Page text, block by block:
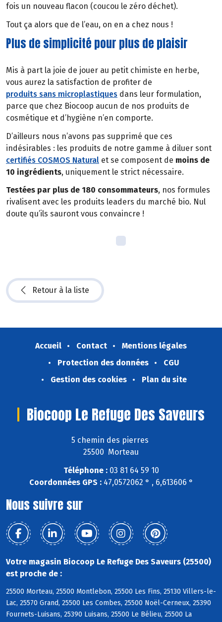
fois un nouveau flacon (coucou le zéro déchet).
Tout ça alors que de l’eau, on en a chez nous !
Plus de simplicité pour plus de plaisir
Mis à part la joie de jouer au petit chimiste en herbe,
vous aurez la satisfaction de profiter de
produits sans microplastiques dans leur formulation,
parce que chez Biocoop aucun de nos produits de
cosmétique et d’hygiène n’en comporte.
D’ailleurs nous n’avons pas supprimé que ces
indésirables : les produits de notre gamme à diluer sont
certifiés COSMOS Natural et se composent de moins de
10 ingrédients, uniquement le strict nécessaire.
Testées par plus de 180 consommateurs, nos formules
rivalisent avec les produits leaders du marché bio. Nul
doute qu’ils sauront vous convaincre !
Retour à la liste
Accueil Contact
Mentions légales
Protection des données
CGU
Gestion des cookies
Plan du site
Biocoop Le Refuge Des Saveurs
5 chemin des pierres
25500 Morteau
Téléphone :03 81 64 59 10
Coordonnées GPS :47,0572062 ° , 6,613606 °
Nous suivre sur
Votre magasin Biocoop Le Refuge Des Saveurs (25500)
est proche de :
25500 Morteau, 25500 Montlebon, 25500 Les Fins, 25130 Villers-le-
Lac, 25570 Grand, 25500 Les Combes, 25500 Noël-Cerneux, 25390
Fournets-Luisans, 25390 Luisans, 25500 Le Bélieu, 25500 La